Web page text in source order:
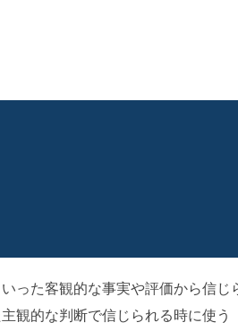
った客観的な事実や評価から信じ
観的な判断で信じられる時に使う